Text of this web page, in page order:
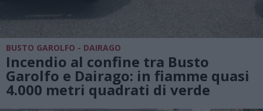
BUSTO GAROLFO - DAIRAGO
Incendio al confine tra Busto
Garolfo e Dairago: in fiamme quasi
4.000 metri quadrati di verde